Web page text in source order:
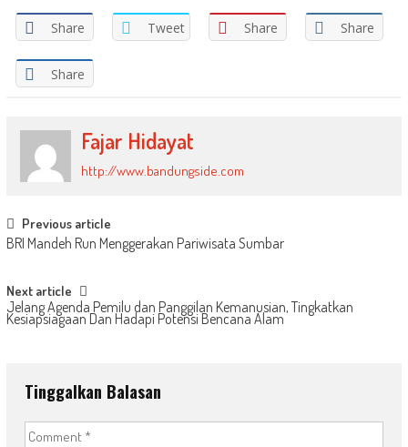
Share Tweet Share Share
Share
Fajar Hidayat
http://www.bandungside.com
Post
navigation
Previous article
BRI Mandeh Run Menggerakan Pariwisata Sumbar
Next article
Jelang Agenda Pemilu dan Panggilan Kemanusian, Tingkatkan
Kesiapsiagaan Dan Hadapi Potensi Bencana Alam
Tinggalkan Balasan